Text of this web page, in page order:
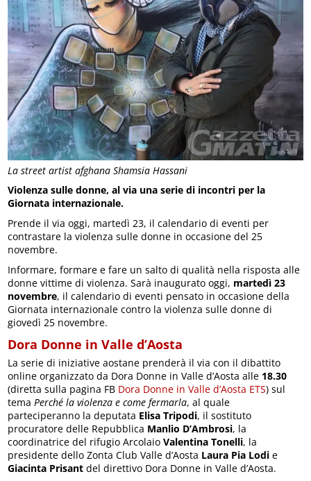
La street artist afghana Shamsia Hassani
Violenza sulle donne, al via una serie di incontri per la
Giornata internazionale.
Prende il via oggi, martedì 23, il calendario di eventi per
contrastare la violenza sulle donne in occasione del 25
novembre.
Informare, formare e fare un salto di qualità nella risposta alle
donne vittime di violenza. Sarà inaugurato oggi, martedì 23
novembre, il calendario di eventi pensato in occasione della
Giornata internazionale contro la violenza sulle donne di
giovedì 25 novembre.
Dora Donne in Valle d’Aosta
La serie di iniziative aostane prenderà il via con il dibattito
online organizzato da Dora Donne in Valle d’Aosta alle 18.30
(diretta sulla pagina FB Dora Donne in Valle d’Aosta ETS) sul
temaPerché la violenza e come fermarla, al quale
parteciperanno la deputata Elisa Tripodi, il sostituto
procuratore delle Repubblica Manlio D’Ambrosi, la
coordinatrice del rifugio ArcolaioValentina Tonelli, la
presidente dello Zonta Club Valle d’Aosta Laura Pia Lodi e
Giacinta Prisant del direttivo Dora Donne in Valle d’Aosta.